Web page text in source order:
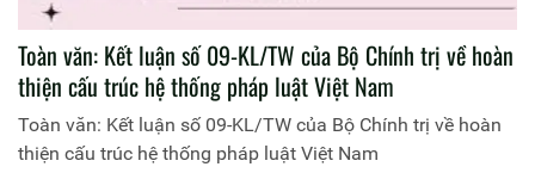
Toàn văn: Kết luận số 09-KL/TW của Bộ Chính trị về hoàn
thiện cấu trúc hệ thống pháp luật Việt Nam
Toàn văn: Kết luận số 09-KL/TW của Bộ Chính trị về hoàn
thiện cấu trúc hệ thống pháp luật Việt Nam